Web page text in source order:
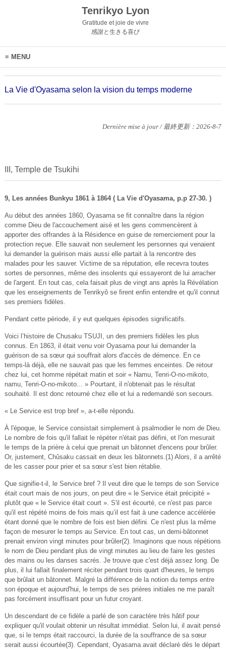
Tenrikyo Lyon
Gratitude et joie de vivre
感謝と生きる喜び
MENU
La Vie d'Oyasama selon la vision du temps moderne
Dernière mise à jour / 最終更新：2026-8-7
III, Temple de Tsukihi
9, Les années Bunkyu 1861 à 1864 ( La Vie d'Oyasama, p.p 27-30. )
Au début des années 1860, Oyasama se fit connaître dans la région
comme Dieu de l'accouchement aisé et les gens commencèrent à
apporter des offrandes à la Résidence en guise de remerciement pour la
protection reçue. Elle sauvait non seulement les personnes qui venaient
lui demander la guérison mais aussi elle partait à la rencontre des
malades pour les sauver. Victime de sa réputation, elle recevra toutes
sortes de personnes, même des insolents qui essayeront de lui arracher
de l'argent. En tout cas, cela faisait plus de vingt ans après la Révélation
que les enseignements de Tenrikyô se firent enfin entendre et qu'il connut
ses premiers fidèles.
Pendant cette période, il y eut quelques épisodes significatifs.
Voici l’histoire de Chusaku TSUJI, un des premiers fidèles les plus
connus. En 1863, il était venu voir Oyasama pour lui demander la
guérison de sa sœur qui souffrait alors d'accès de démence. En ce
temps-là déjà, elle ne sauvait pas que les femmes enceintes. De retour
chez lui, cet homme répétait matin et soir « Namu, Tenri-O-no-mikoto,
namu, Tenri-O-no-mikoto... » Pourtant, il n'obtenait pas le résultat
souhaité. Il est donc retourné chez elle et lui a redemandé son secours.
« Le Service est trop bref », a-t-elle répondu.
À l'époque, le Service consistait simplement à psalmodier le nom de Dieu.
Le nombre de fois qu'il fallait le répéter n'était pas défini, et l'on mesurait
le temps de la prière à celui que prenait un bâtonnet d'encens pour brûler.
Or, justement, Chûsaku cassait en deux les bâtonnets.(1) Alors, il a arrêté
de les casser pour prier et sa sœur s'est bien rétablie.
Que signifie-t-il, le Service bref ? Il veut dire que le temps de son Service
était court mais de nos jours, on peut dire « le Service était précipité »
plutôt que « le Service était court ». S'il est écourté, ce n'est pas parce
qu'il est répété moins de fois mais qu’il est fait à une cadence accélérée
étant donné que le nombre de fois est bien défini. Ce n'est plus la même
façon de mesurer le temps au Service. En tout cas, un demi-bâtonnet
prenait environ vingt minutes pour brûler(2). Imaginons que nous répétions
le nom de Dieu pendant plus de vingt minutes au lieu de faire les gestes
des mains ou les danses sacrés. Je trouve que c'est déjà assez long. De
plus, il lui fallait finalement réciter pendant trois quart d'heures, le temps
que brûlait un bâtonnet. Malgré la différence de la notion du temps entre
son époque et aujourd'hui, le temps de ses prières initiales ne me paraît
pas forcément insuffisant pour un futur croyant.
Un descendant de ce fidèle a parlé de son caractère très hâtif pour
expliquer qu'il voulait obtenir un résultat immédiat. Selon lui, il avait pensé
que, si le temps était raccourci, la durée de la souffrance de sa sœur
serait aussi écourtée(3). Cependant, Oyasama avait déclaré dès le départ